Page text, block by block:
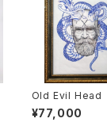
Old Evil Head
¥77,000